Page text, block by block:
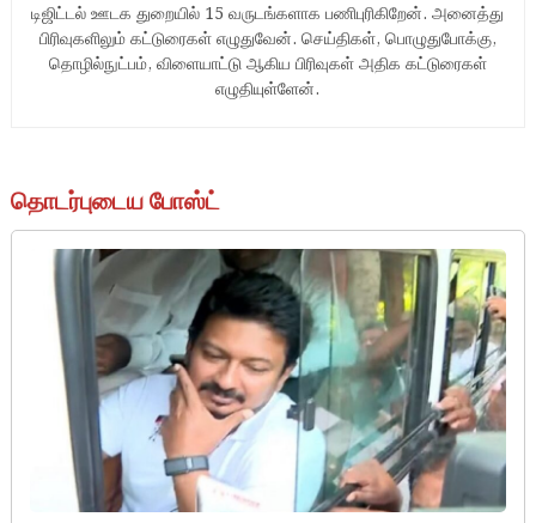
டிஜிட்டல் ஊடக துறையில் 15 வருடங்களாக பணிபுரிகிறேன். அனைத்து
பிரிவுகளிலும் கட்டுரைகள் எழுதுவேன். செய்திகள், பொழுதுபோக்கு,
தொழில்நுட்பம், விளையாட்டு ஆகிய பிரிவுகள் அதிக கட்டுரைகள்
எழுதியுள்ளேன்.
தொடர்புடைய போஸ்ட்